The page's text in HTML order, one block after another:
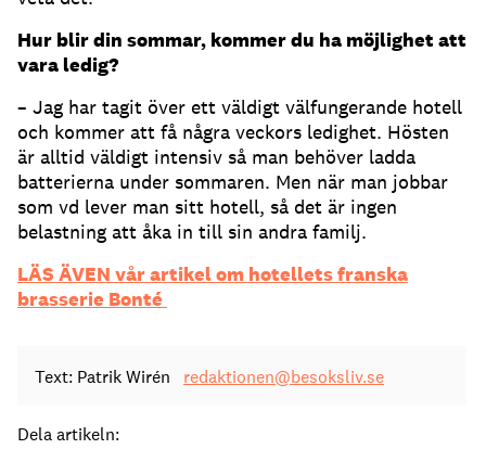
Hur blir din sommar, kommer du ha möjlighet att
vara ledig?
– Jag har tagit över ett väldigt välfungerande hotell
och kommer att få några veckors ledighet. Hösten
är alltid väldigt intensiv så man behöver ladda
batterierna under sommaren. Men när man jobbar
som vd lever man sitt hotell, så det är ingen
belastning att åka in till sin andra familj.
LÄS ÄVEN vår artikel om hotellets franska
brasserie Bonté
Text: Patrik Wirén redaktionen@besoksliv.se
Dela artikeln: